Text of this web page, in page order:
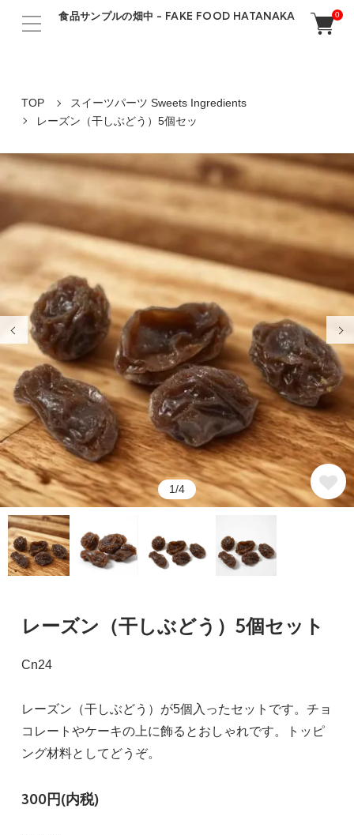
食品サンプルの畑中 - FAKE FOOD HATANAKA 0
TOP
スイーツパーツ Sweets Ingredients
レーズン（干しぶどう）5個セッ
1/4
レーズン（干しぶどう）5個セット
Cn24
レーズン（干しぶどう）が5個入ったセットです。チョ
コレートやケーキの上に飾るとおしゃれです。トッピ
ング材料としてどうぞ。
300円(内税)